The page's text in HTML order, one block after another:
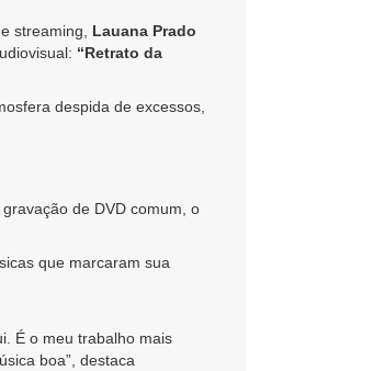
streaming, Lauana Prado
“Retrato da
despida de excessos,
de DVD comum, o
que marcaram sua
É o meu trabalho mais
boa”, destaca